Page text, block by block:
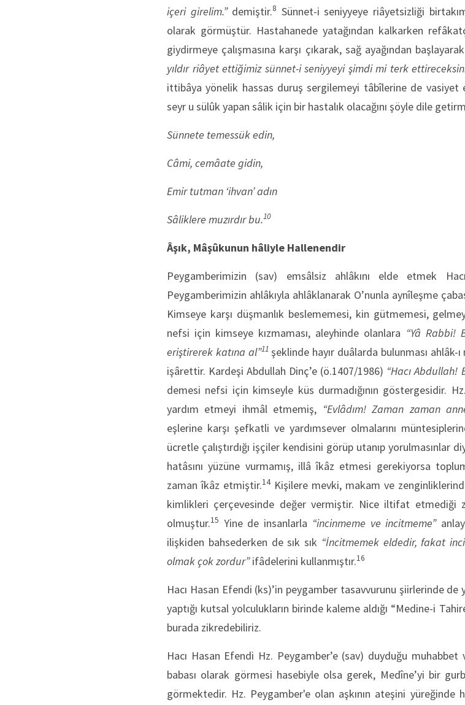
içeri girelim.”demiştir.8 Sünnet-i seniyyeye riâyetsizliği
olarak görmüştür. Hastahanede yatağından kalkarken
giydirmeye çalışmasına karşı çıkarak, sağ ayağından
yıldır riâyet ettiğimiz sünnet-i seniyyeyi şimdi mi terk
ittibâya yönelik hassas duruş sergilemeyi tâbîlerine de vasiyet
seyr u sülûk yapan sâlik için bir hastalık olacağını şöyle dile
Sünnete temessük edin,
Câmi, cemâate gidin,
Emir tutman ‘ihvan’ adın
Sâliklere muzırdır bu.10
Âşık, Mâşûkunun hâliyle Hallenendir
Peygamberimizin (sav) emsâlsiz ahlâkını elde etmek
Peygamberimizin ahlâkıyla ahlâklanarak O’nunla aynîleşme
Kimseye karşı düşmanlık beslememesi, kin gütmemesi,
nefsi için kimseye kızmaması, aleyhinde olanlara “Yâ Rabbi!
eriştirerek katına al”11 şeklinde hayır duâlarda bulunması
işârettir. Kardeşi Abdullah Dinç’e (ö.1407/1986) “Hacı Abdullah!
demesi nefsi için kimseyle küs durmadığının göstergesidir.
yardım etmeyi ihmâl etmemiş, “Evlâdım! Zaman zaman
eşlerine karşı şefkatli ve yardımsever olmalarını
ücretle çalıştırdığı işçiler kendisini görüp utanıp yorulmasınlar
hatâsını yüzüne vurmamış, illâ îkâz etmesi gerekiyorsa
zaman îkâz etmiştir.14Kişilere mevki, makam ve
kimlikleri çerçevesinde değer vermiştir. Nice iltifat etmediği
olmuştur.15 Yine de insanlarla “incinmeme ve incitmeme”
ilişkiden bahsederken de sık sık “İncitmemek eldedir, fakat
olmak çok zordur”ifâdelerini kullanmıştır.16
Hacı Hasan Efendi (ks)’in peygamber tasavvurunu şiirlerinde
yaptığı kutsal yolculukların birinde kaleme aldığı “Medine-i
burada zikredebiliriz.
Hacı Hasan Efendi Hz. Peygamber’e (sav) duyduğu
babası olarak görmesi hasebiyle olsa gerek, Medîne’yi bir
görmektedir. Hz. Peygamber'e olan aşkının ateşini